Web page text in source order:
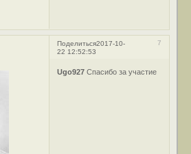
Поделиться 7
2017-10-
22 12:52:53
Ugo927 Спасибо за участие